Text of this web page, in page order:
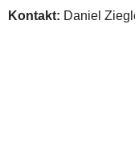
Kontakt: Daniel